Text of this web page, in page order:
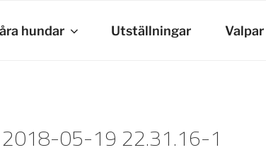
hundar Utställningar Valpar
2018-05-19 22.31.16-1